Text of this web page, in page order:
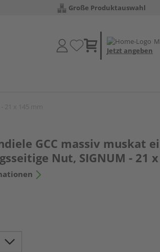
Große Produktauswahl
Jetzt angeben
GCC massiv muskat
Nut, SIGNUM - 21